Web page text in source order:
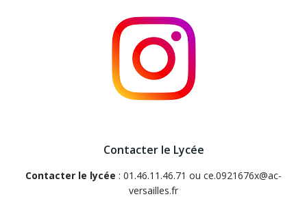
Contacter le Lycée
Contacter le lycée : 01.46.11.46.71 ou ce.0921676x@ac-
versailles.fr